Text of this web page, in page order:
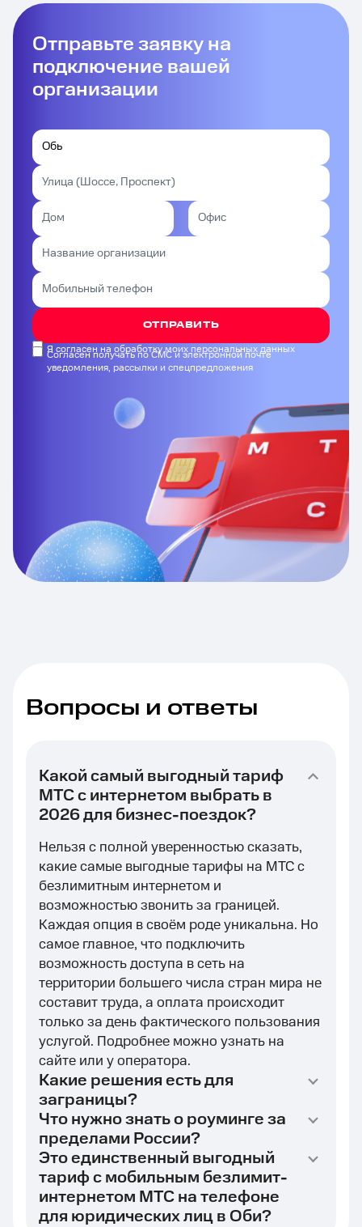
Отправьте заявку на
подключение вашей
организации
ОТПРАВИТЬ
Я согласен на обработку моих персональных данных
Согласен получать по СМС и электронной почте
уведомления, рассылки и спецпредложения
Вопросы и ответы
Какой самый выгодный тариф
МТС с интернетом выбрать в
2026 для бизнес-поездок?
Нельзя с полной уверенностью сказать,
какие самые выгодные тарифы на МТС с
безлимитным интернетом и
возможностью звонить за границей.
Каждая опция в своём роде уникальна. Но
самое главное, что подключить
возможность доступа в сеть на
территории большего числа стран мира не
составит труда, а оплата происходит
только за день фактического пользования
услугой. Подробнее можно узнать на
сайте или у оператора.
Какие решения есть для
заграницы?
Что нужно знать о роуминге за
пределами России?
Это единственный выгодный
тариф с мобильным безлимит-
интернетом МТС на телефоне
для юридических лиц в Оби?